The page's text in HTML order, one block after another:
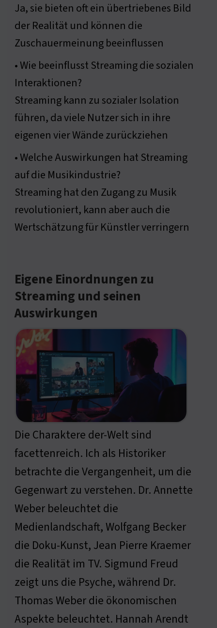
Ja, sie bieten oft ein übertriebenes Bild
der Realität und können die
Zuschauermeinung beeinflussen
• Wie beeinflusst Streaming die sozialen
Interaktionen?
Streaming kann zu sozialer Isolation
führen, da viele Nutzer sich in ihre
eigenen vier Wände zurückziehen
• Welche Auswirkungen hat Streaming
auf die Musikindustrie?
Streaming hat den Zugang zu Musik
revolutioniert, kann aber auch die
Wertschätzung für Künstler verringern
Eigene Einordnungen zu
Streaming und seinen
Auswirkungen
Die Charaktere der-Welt sind
facettenreich. Ich als Historiker
betrachte die Vergangenheit, um die
Gegenwart zu verstehen. Dr. Annette
Weber beleuchtet die
Medienlandschaft, Wolfgang Becker
die Doku-Kunst, Jean Pierre Kraemer
die Realität im TV. Sigmund Freud
zeigt uns die Psyche, während Dr.
Thomas Weber die ökonomischen
Aspekte beleuchtet. Hannah Arendt